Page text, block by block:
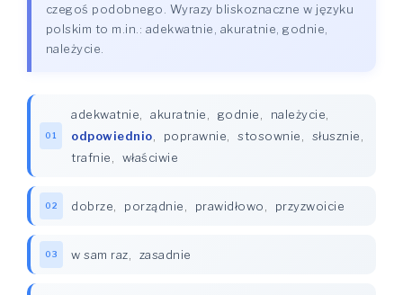
czegoś podobnego. Wyrazy bliskoznaczne w języku
polskim to m.in.: adekwatnie, akuratnie, godnie,
należycie.
01
adekwatnie, akuratnie, godnie, należycie,
odpowiednio, poprawnie, stosownie, słusznie,
trafnie, właściwie
02 dobrze, porządnie, prawidłowo, przyzwoicie
03 w sam raz, zasadnie